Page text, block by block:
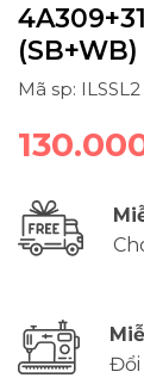
Mã sp: ILSSL2
Đổi